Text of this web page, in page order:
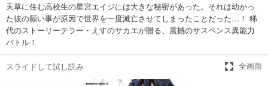
天草に住む高校生の星宮エイジには大きな秘密があった。それは幼かっ
た彼の願い事が原因で世界を一度滅亡させてしまったことだった…！ 稀
代のストーリーテラー・えすのサカエが贈る、震撼のサスペンス異能力
バトル！
スライドして試し読み 全画面